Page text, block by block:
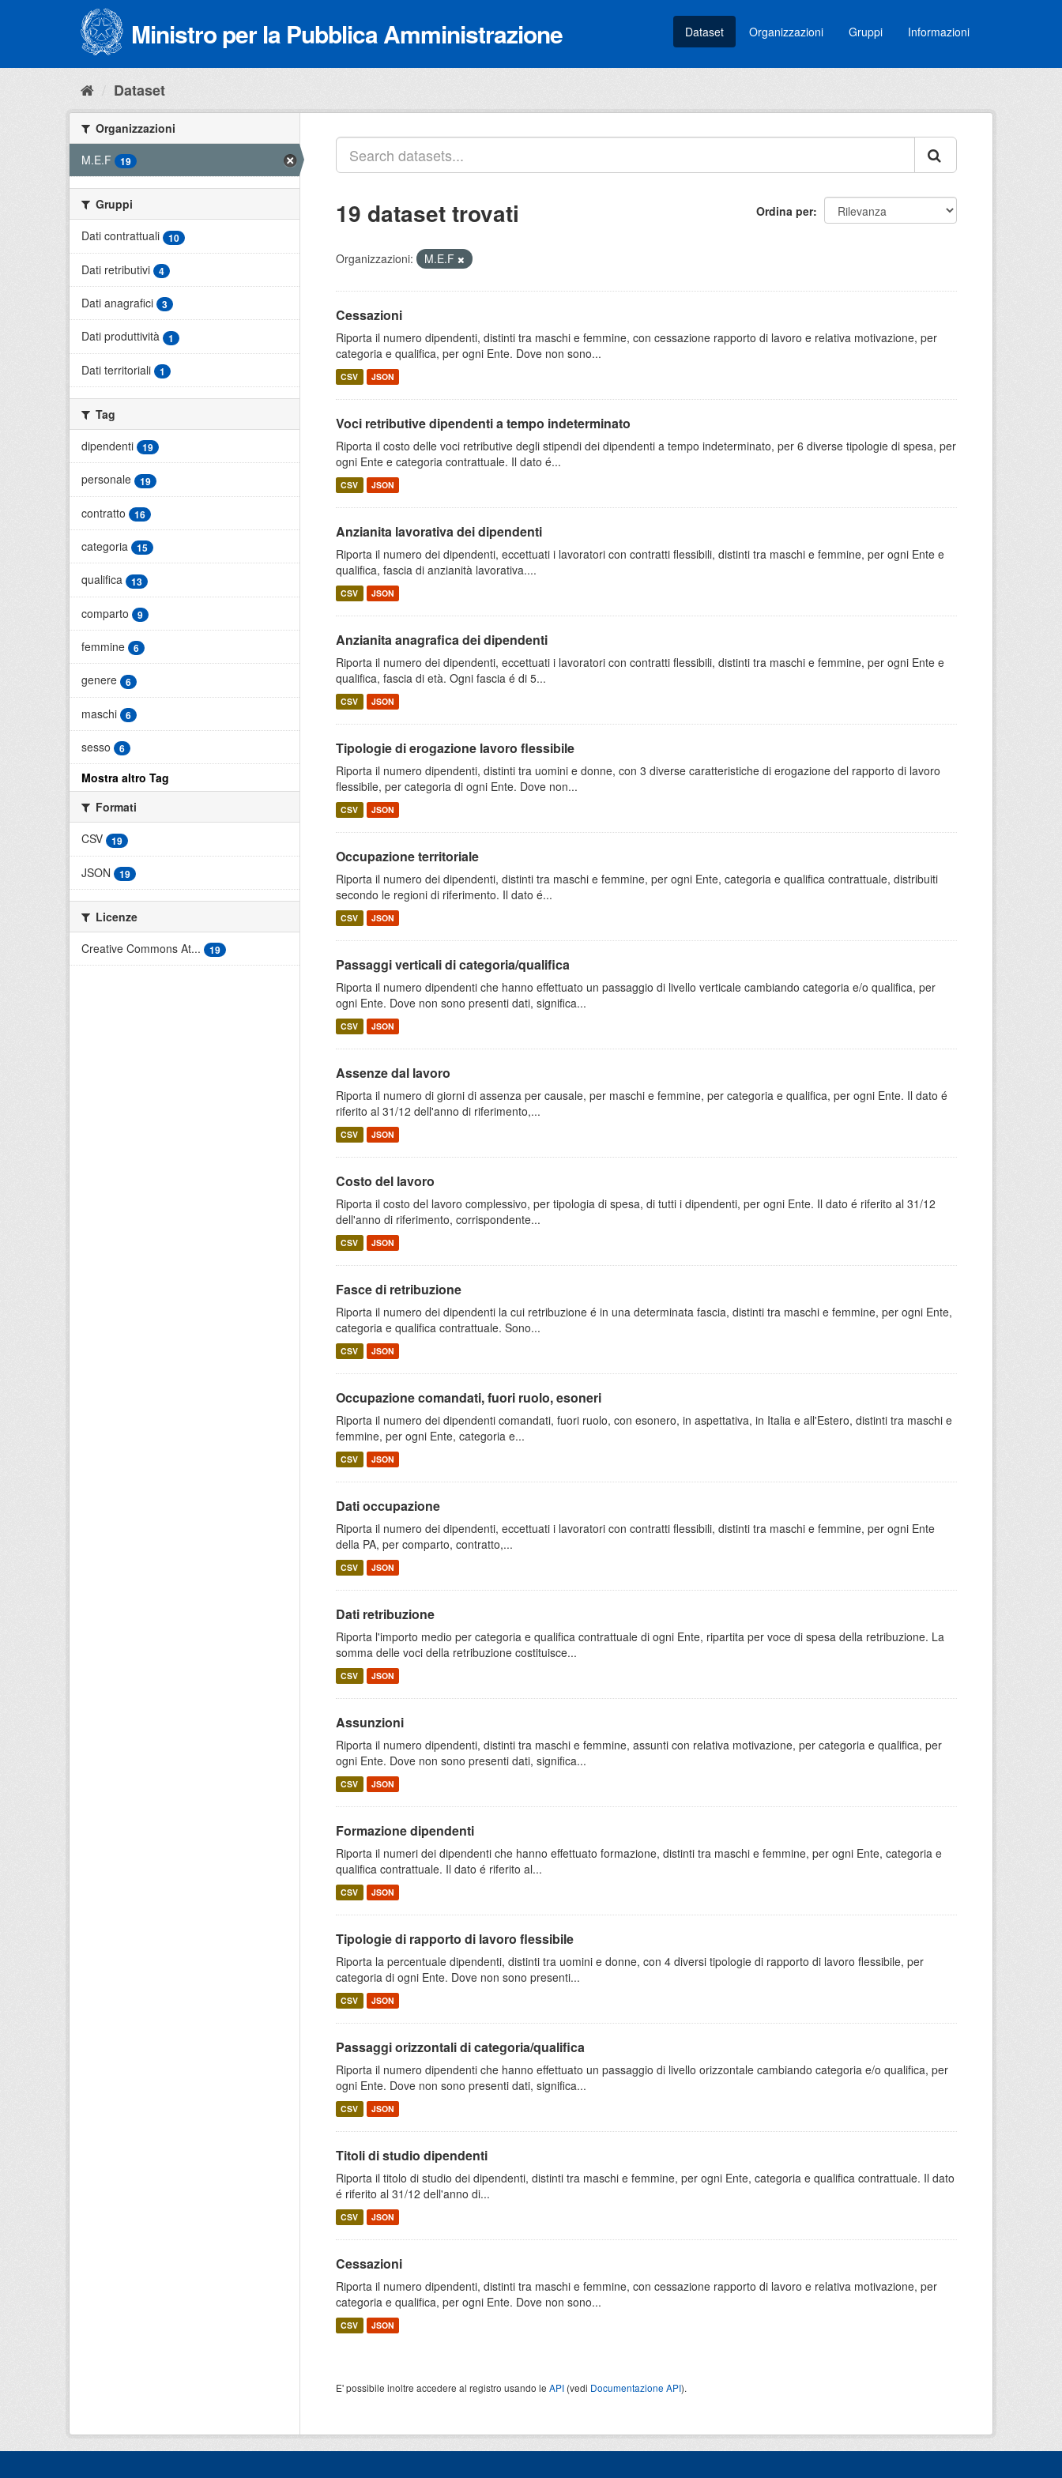
Ministro per la Pubblica Amministrazione Dataset Organizzazioni Gruppi Informazioni
Dataset
Organizzazioni
M.E.F
19
Gruppi
Dati contrattuali
10
Dati retributivi 4
Dati anagrafici 3
Dati produttività 1
Dati territoriali 1
Tag
dipendenti
19
personale 19
contratto 16
categoria 15
qualifica 13
comparto 9
femmine 6
genere 6
maschi 6
sesso 6
Mostra altro Tag
Formati
CSV
19
JSON 19
Licenze
Creative Commons At...
19
Ordina per
19 dataset trovati
Organizzazioni: M.E.F
Cessazioni
Riporta il numero dipendenti, distinti tra maschi e femmine, con cessazione rapporto di lavoro e relativa motivazione, per
categoria e qualifica, per ogni Ente. Dove non sono...
CSV JSON
Voci retributive dipendenti a tempo indeterminato
Riporta il costo delle voci retributive degli stipendi dei dipendenti a tempo indeterminato, per 6 diverse tipologie di spesa, per
ogni Ente e categoria contrattuale. Il dato é...
CSV JSON
Anzianita lavorativa dei dipendenti
Riporta il numero dei dipendenti, eccettuati i lavoratori con contratti flessibili, distinti tra maschi e femmine, per ogni Ente e
qualifica, fascia di anzianità lavorativa....
CSV JSON
Anzianita anagrafica dei dipendenti
Riporta il numero dei dipendenti, eccettuati i lavoratori con contratti flessibili, distinti tra maschi e femmine, per ogni Ente e
qualifica, fascia di età. Ogni fascia é di 5...
CSV JSON
Tipologie di erogazione lavoro flessibile
Riporta il numero dipendenti, distinti tra uomini e donne, con 3 diverse caratteristiche di erogazione del rapporto di lavoro
flessibile, per categoria di ogni Ente. Dove non...
CSV JSON
Occupazione territoriale
Riporta il numero dei dipendenti, distinti tra maschi e femmine, per ogni Ente, categoria e qualifica contrattuale, distribuiti
secondo le regioni di riferimento. Il dato é...
CSV JSON
Passaggi verticali di categoria/qualifica
Riporta il numero dipendenti che hanno effettuato un passaggio di livello verticale cambiando categoria e/o qualifica, per
ogni Ente. Dove non sono presenti dati, significa...
CSV JSON
Assenze dal lavoro
Riporta il numero di giorni di assenza per causale, per maschi e femmine, per categoria e qualifica, per ogni Ente. Il dato é
riferito al 31/12 dell'anno di riferimento,...
CSV JSON
Costo del lavoro
Riporta il costo del lavoro complessivo, per tipologia di spesa, di tutti i dipendenti, per ogni Ente. Il dato é riferito al 31/12
dell'anno di riferimento, corrispondente...
CSV JSON
Fasce di retribuzione
Riporta il numero dei dipendenti la cui retribuzione é in una determinata fascia, distinti tra maschi e femmine, per ogni Ente,
categoria e qualifica contrattuale. Sono...
CSV JSON
Occupazione comandati, fuori ruolo, esoneri
Riporta il numero dei dipendenti comandati, fuori ruolo, con esonero, in aspettativa, in Italia e all'Estero, distinti tra maschi e
femmine, per ogni Ente, categoria e...
CSV JSON
Dati occupazione
Riporta il numero dei dipendenti, eccettuati i lavoratori con contratti flessibili, distinti tra maschi e femmine, per ogni Ente
della PA, per comparto, contratto,...
CSV JSON
Dati retribuzione
Riporta l'importo medio per categoria e qualifica contrattuale di ogni Ente, ripartita per voce di spesa della retribuzione. La
somma delle voci della retribuzione costituisce...
CSV JSON
Assunzioni
Riporta il numero dipendenti, distinti tra maschi e femmine, assunti con relativa motivazione, per categoria e qualifica, per
ogni Ente. Dove non sono presenti dati, significa...
CSV JSON
Formazione dipendenti
Riporta il numeri dei dipendenti che hanno effettuato formazione, distinti tra maschi e femmine, per ogni Ente, categoria e
qualifica contrattuale. Il dato é riferito al...
CSV JSON
Tipologie di rapporto di lavoro flessibile
Riporta la percentuale dipendenti, distinti tra uomini e donne, con 4 diversi tipologie di rapporto di lavoro flessibile, per
categoria di ogni Ente. Dove non sono presenti...
CSV JSON
Passaggi orizzontali di categoria/qualifica
Riporta il numero dipendenti che hanno effettuato un passaggio di livello orizzontale cambiando categoria e/o qualifica, per
ogni Ente. Dove non sono presenti dati, significa...
CSV JSON
Titoli di studio dipendenti
Riporta il titolo di studio dei dipendenti, distinti tra maschi e femmine, per ogni Ente, categoria e qualifica contrattuale. Il dato
é riferito al 31/12 dell'anno di...
CSV JSON
Cessazioni
Riporta il numero dipendenti, distinti tra maschi e femmine, con cessazione rapporto di lavoro e relativa motivazione, per
categoria e qualifica, per ogni Ente. Dove non sono...
CSV JSON
E' possibile inoltre accedere al registro usando le API (vedi Documentazione API).